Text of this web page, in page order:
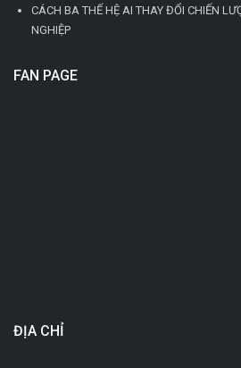
CÁCH BA THẾ HỆ AI THAY ĐỔI CHIẾN
NGHIỆP
FAN PAGE
ĐỊA CHỈ